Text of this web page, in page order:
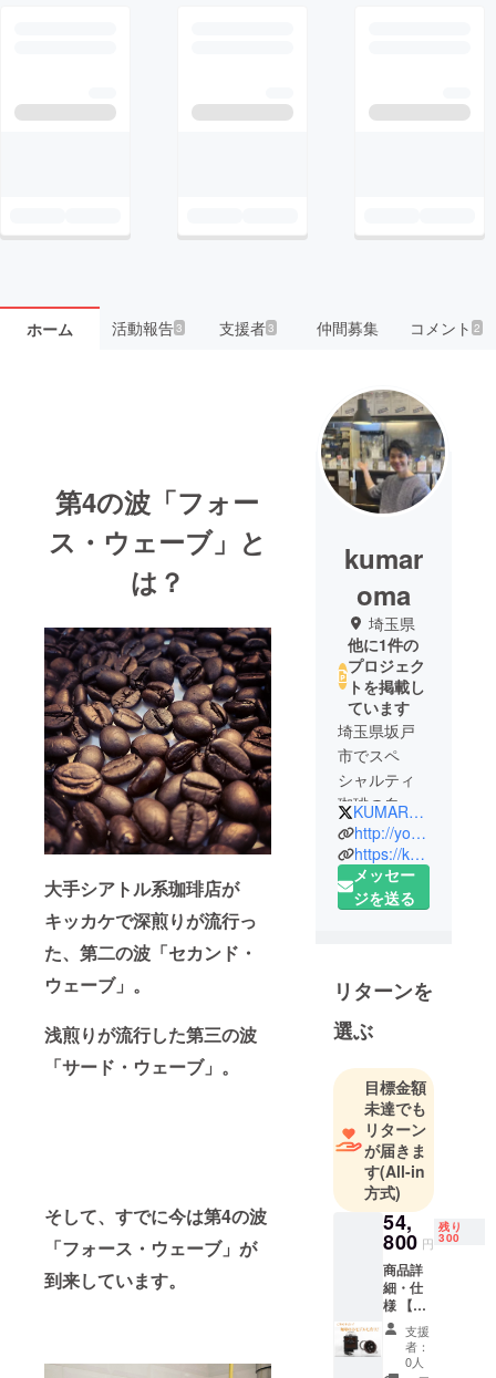
ホーム 活動報告3 支援者3 仲間募集 コメント2
第4の波「フォー
ス・ウェーブ」と
は？
大手シアトル系珈琲店が
キッカケで深煎りが流行っ
た、第二の波「セカンド・
ウェーブ」。
浅煎りが流行した第三の波
「サード・ウェーブ」。
そして、すでに今は第4の波
「フォース・ウェーブ」が
到来しています。
kumar
oma
埼玉県
他に1件の
プロジェク
トを掲載し
ています
埼玉県坂戸
市でスペ
シャルティ
珈琲の自家
焙煎を営業
しておりま
す。
を広め、珈
琲は鮮度が
大切だとい
う事を日本
全国に広め
る！！
【合言葉】
Coffee
effect！
（たった一
杯のコー
ヒーが、や
がてあなた
の人生さえ
KUMAROMA_
http://yoga-salon2.asia/
https://kumaroma.base.shop/
メッセー
ジを送る
リターンを
選ぶ
目標金額
未達でも
リターン
が届きま
す(All-in
方式)
54,
800 円
残り
300
商品詳
細・仕
様 【商
品名】
コー
ヒー
支援
者：
0人